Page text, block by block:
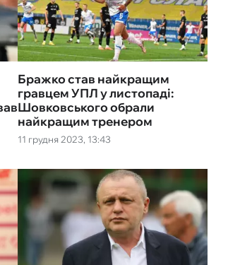
11 грудня 2023, 13:43
Бражко став найкращим
гравцем УПЛ у листопаді:
Шовковського обрали
найкращим тренером